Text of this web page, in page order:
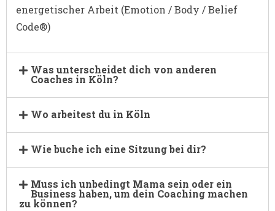
energetischer Arbeit (Emotion / Body / Belief
Code®)
Was unterscheidet dich von anderen
Coaches in Köln?
Wo arbeitest du in Köln
Wie buche ich eine Sitzung bei dir?
Muss ich unbedingt Mama sein oder ein
Business haben, um dein Coaching machen
zu können?